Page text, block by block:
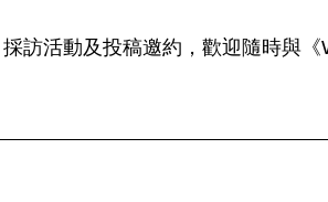
訪活動及投稿邀約，歡迎隨時與《